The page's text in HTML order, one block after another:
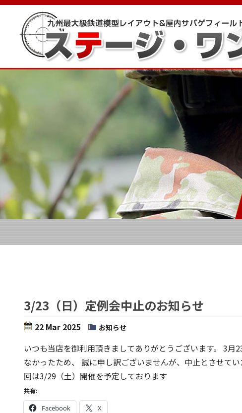
3/23（日）定例会中止のお知らせ
22 Mar 2025 お知らせ
いつも当店を御利用頂きましてありがとうございます。 3
なかったため、 誠に申し訳ございませんが、中止とさせて
回は3/29（土）開催を予定しております
共有:
Facebook X